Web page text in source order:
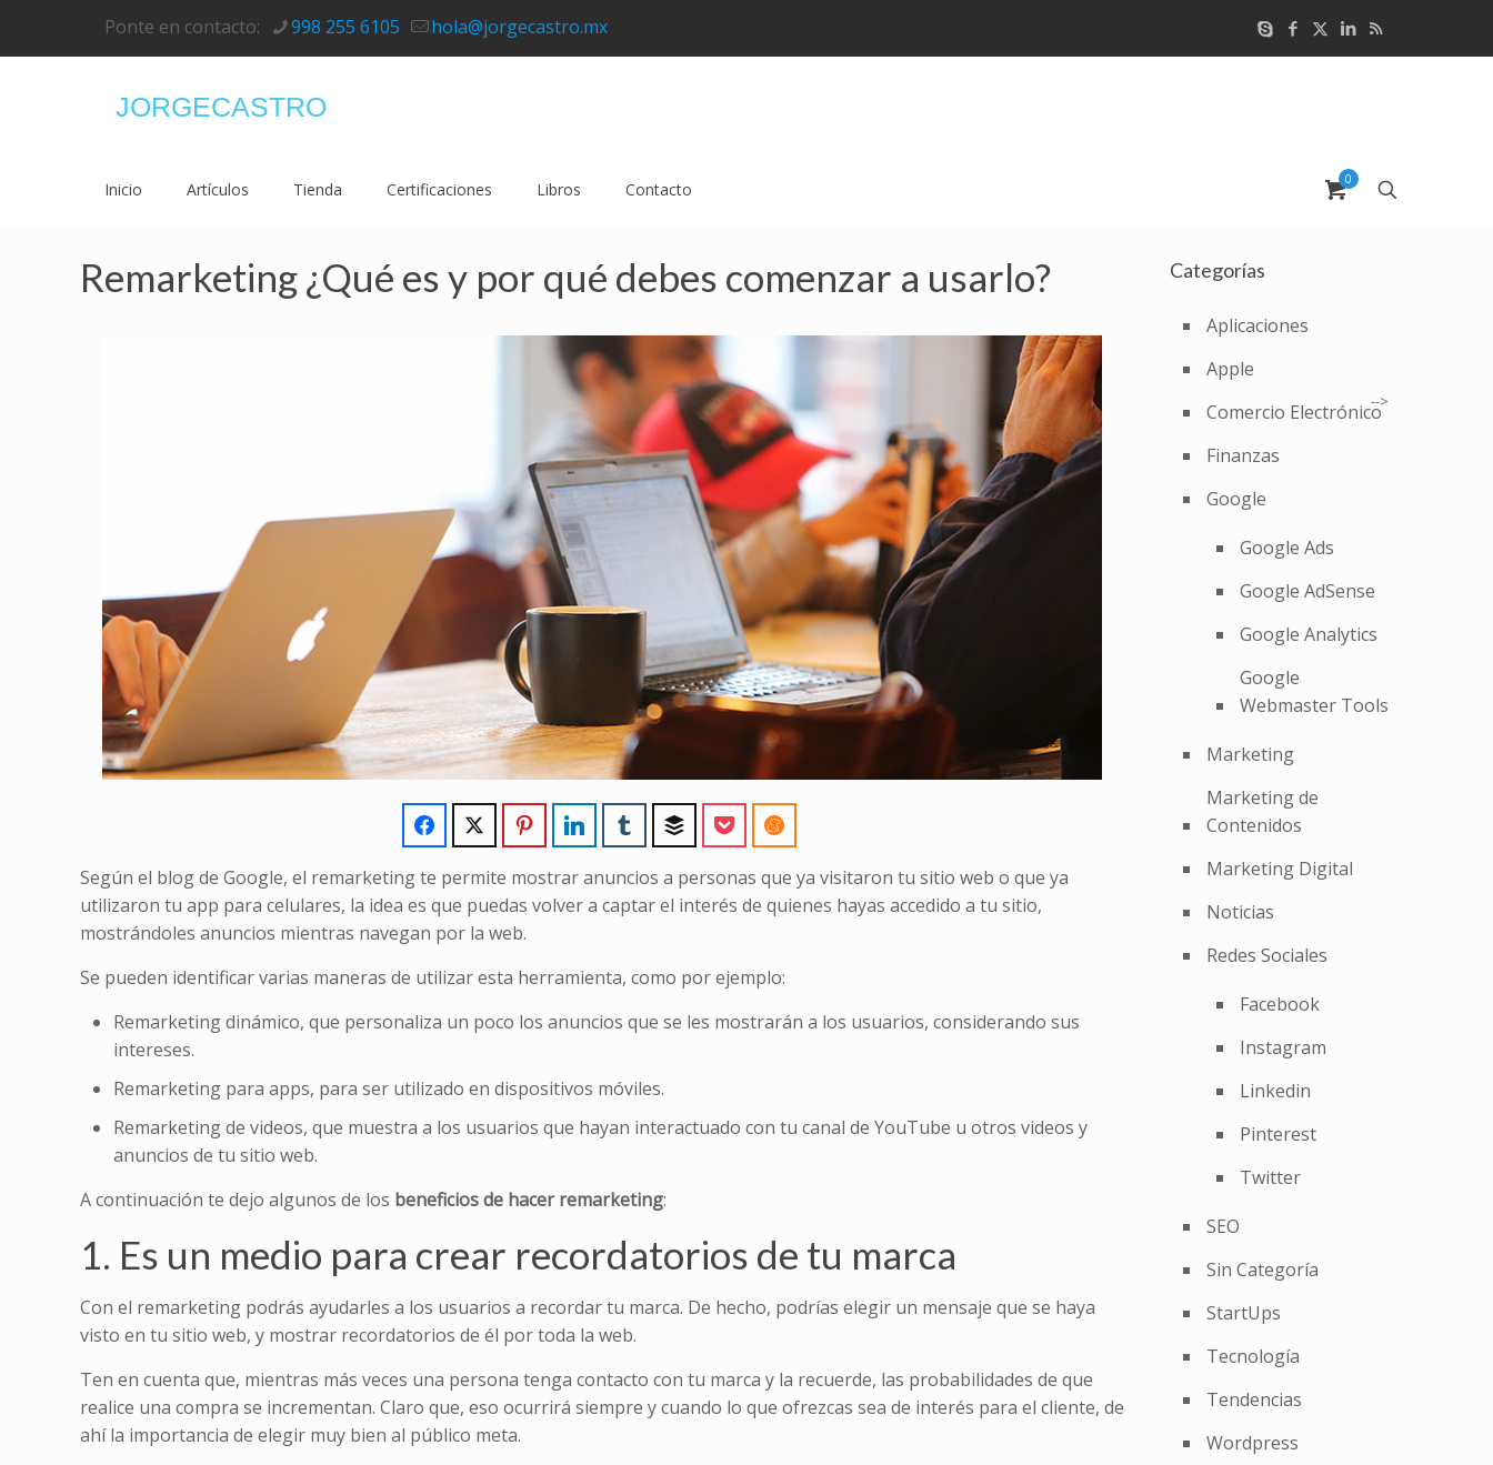
Ponte en contacto: 998 255 6105 hola@jorgecastro.mx
JORGECASTRO
Inicio Artículos Tienda Certificaciones Libros Contacto
-->
0
Remarketing ¿Qué es y por qué debes comenzar a usarlo?
Según el blog de Google, el remarketing te permite mostrar anuncios a personas que ya visitaron tu sitio web o que ya
utilizaron tu app para celulares, la idea es que puedas volver a captar el interés de quienes hayas accedido a tu sitio,
mostrándoles anuncios mientras navegan por la web.
Se pueden identificar varias maneras de utilizar esta herramienta, como por ejemplo:
Remarketing dinámico, que personaliza un poco los anuncios que se les mostrarán a los usuarios, considerando sus
intereses.
Remarketing para apps, para ser utilizado en dispositivos móviles.
Remarketing de videos, que muestra a los usuarios que hayan interactuado con tu canal de YouTube u otros videos y
anuncios de tu sitio web.
A continuación te dejo algunos de los beneficios de hacer remarketing:
1. Es un medio para crear recordatorios de tu marca
Con el remarketing podrás ayudarles a los usuarios a recordar tu marca. De hecho, podrías elegir un mensaje que se haya
visto en tu sitio web, y mostrar recordatorios de él por toda la web.
Ten en cuenta que, mientras más veces una persona tenga contacto con tu marca y la recuerde, las probabilidades de que
realice una compra se incrementan. Claro que, eso ocurrirá siempre y cuando lo que ofrezcas sea de interés para el cliente, de
ahí la importancia de elegir muy bien al público meta.
Categorías
Aplicaciones
Apple
Comercio Electrónico
Finanzas
Google
Google Ads
Google AdSense
Google Analytics
Google
Webmaster Tools
Marketing
Marketing de
Contenidos
Marketing Digital
Noticias
Redes Sociales
Facebook
Instagram
Linkedin
Pinterest
Twitter
SEO
Sin Categoría
StartUps
Tecnología
Tendencias
Wordpress